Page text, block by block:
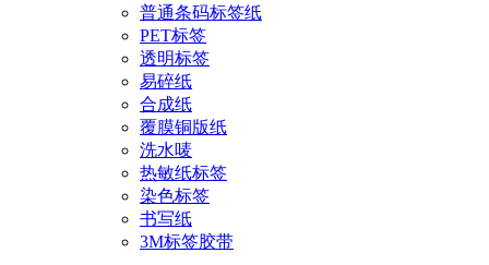
普通条码标签纸
PET标签
透明标签
易碎纸
合成纸
覆膜铜版纸
洗水唛
热敏纸标签
染色标签
书写纸
3M标签胶带